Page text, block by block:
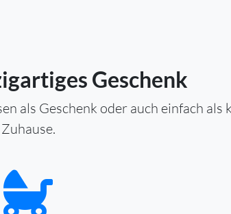
Geschenk
als Geschenk oder auch einfach
Zuhause.